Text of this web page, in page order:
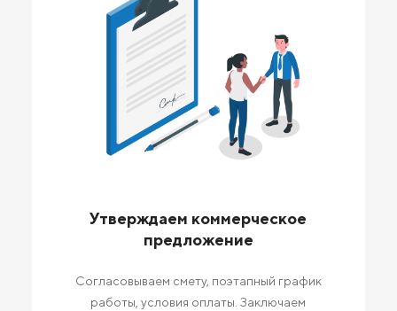
Утверждаем коммерческое
предложение
Согласовываем смету, поэтапный график
работы, условия оплаты. Заключаем